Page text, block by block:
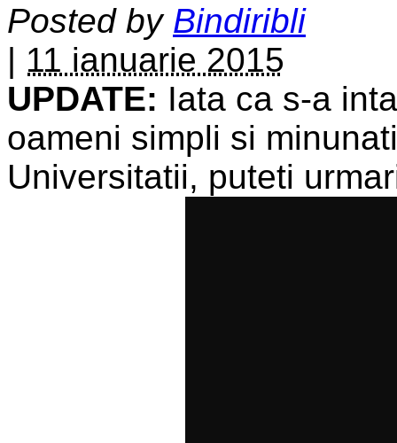
Posted by Bindiribli
| 11 ianuarie 2015
UPDATE: Iata ca s-a
oameni simpli si
Universitatii, puteti